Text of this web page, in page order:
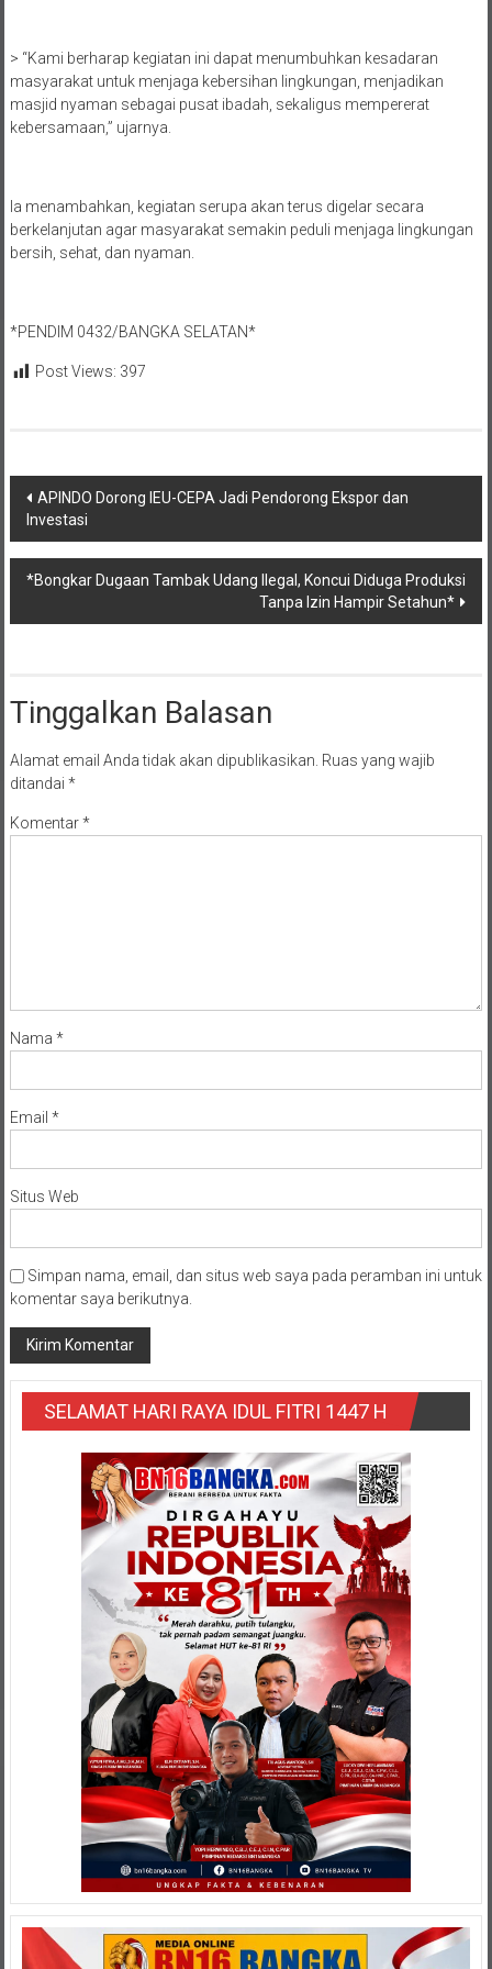
> “Kami berharap kegiatan ini dapat menumbuhkan kesadaran
masyarakat untuk menjaga kebersihan lingkungan, menjadikan
masjid nyaman sebagai pusat ibadah, sekaligus mempererat
kebersamaan,” ujarnya.
Ia menambahkan, kegiatan serupa akan terus digelar secara
berkelanjutan agar masyarakat semakin peduli menjaga lingkungan
bersih, sehat, dan nyaman.
*PENDIM 0432/BANGKA SELATAN*
Post Views: 397
Navigasi
pos
APINDO Dorong IEU-CEPA Jadi Pendorong Ekspor dan
Investasi
*Bongkar Dugaan Tambak Udang Ilegal, Koncui Diduga Produksi
Tanpa Izin Hampir Setahun*
Tinggalkan Balasan
Alamat email Anda tidak akan dipublikasikan. Ruas yang wajib
ditandai *
Komentar*
Nama *
Email *
Situs Web
Simpan nama, email, dan situs web saya pada peramban ini untuk
komentar saya berikutnya.
SELAMAT HARI RAYA IDUL FITRI 1447 H